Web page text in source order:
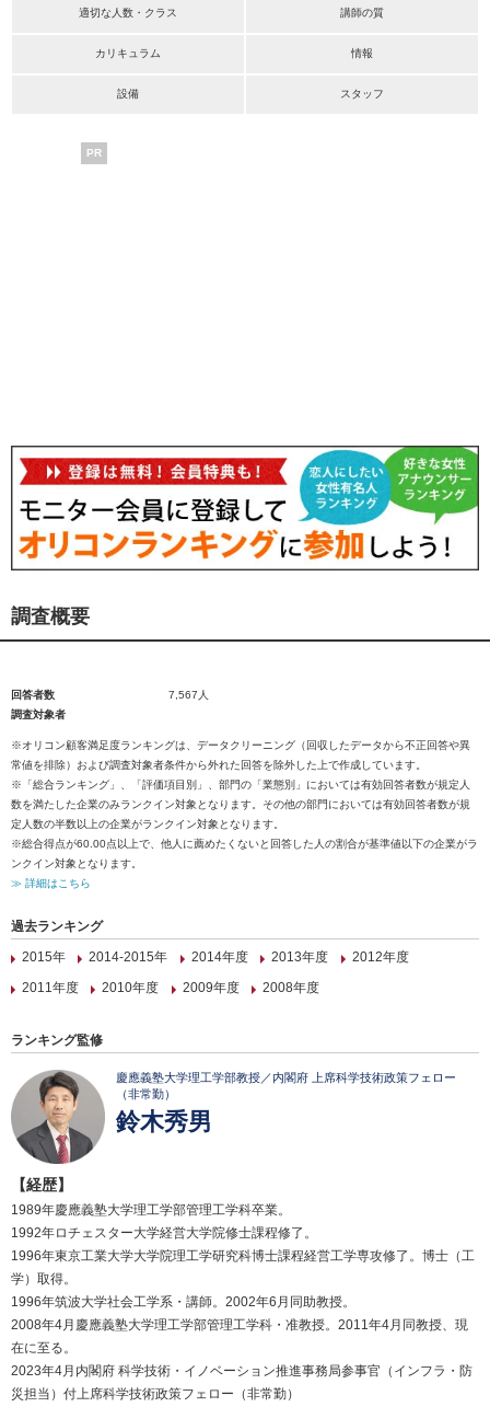
適切な人数・クラス 講師の質
カリキュラム 情報
設備 スタッフ
PR
調査概要
回答者数
7,567人
調査対象者
※オリコン顧客満足度ランキングは、データクリーニング（回収したデータから不正回答や異
常値を排除）および調査対象者条件から外れた回答を除外した上で作成しています。
※「総合ランキング」、「評価項目別」、部門の「業態別」においては有効回答者数が規定人
数を満たした企業のみランクイン対象となります。その他の部門においては有効回答者数が規
定人数の半数以上の企業がランクイン対象となります。
※総合得点が60.00点以上で、他人に薦めたくないと回答した人の割合が基準値以下の企業がラ
ンクイン対象となります。
≫ 詳細はこちら
過去ランキング
2015年
2014-2015年 2014年度 2013年度
2012年度
2011年度
2010年度 2009年度 2008年度
ランキング監修
慶應義塾大学理工学部教授／内閣府 上席科学技術政策フェロー
（非常勤）
鈴木秀男
【経歴】
1989年慶應義塾大学理工学部管理工学科卒業。
1992年ロチェスター大学経営大学院修士課程修了。
1996年東京工業大学大学院理工学研究科博士課程経営工学専攻修了。博士（工
学）取得。
1996年筑波大学社会工学系・講師。2002年6月同助教授。
2008年4月慶應義塾大学理工学部管理工学科・准教授。2011年4月同教授、現
在に至る。
2023年4月内閣府 科学技術・イノベーション推進事務局参事官（インフラ・防
災担当）付上席科学技術政策フェロー（非常勤）